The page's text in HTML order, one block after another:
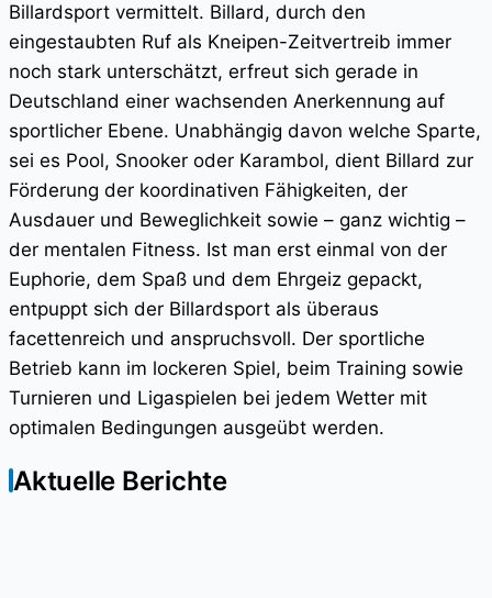
Billardsport vermittelt. Billard, durch den
eingestaubten Ruf als Kneipen-Zeitvertreib immer
noch stark unterschätzt, erfreut sich gerade in
Deutschland einer wachsenden Anerkennung auf
sportlicher Ebene. Unabhängig davon welche Sparte,
sei es Pool, Snooker oder Karambol, dient Billard zur
Förderung der koordinativen Fähigkeiten, der
Ausdauer und Beweglichkeit sowie – ganz wichtig –
der mentalen Fitness. Ist man erst einmal von der
Euphorie, dem Spaß und dem Ehrgeiz gepackt,
entpuppt sich der Billardsport als überaus
facettenreich und anspruchsvoll. Der sportliche
Betrieb kann im lockeren Spiel, beim Training sowie
Turnieren und Ligaspielen bei jedem Wetter mit
optimalen Bedingungen ausgeübt werden.
Aktuelle Berichte